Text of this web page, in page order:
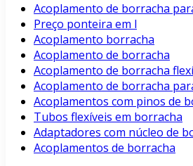
Acoplamento de borracha
Preço ponteira em l
Acoplamento borracha
Acoplamento de borracha
Acoplamento de borracha
Acoplamento de borracha
Acoplamentos com pinos de
Tubos flexíveis em borracha
Adaptadores com núcleo de
Acoplamentos de borracha